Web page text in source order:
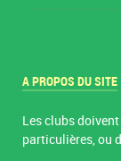
A PROPOS DU SITE
Les clubs
particulières, ou